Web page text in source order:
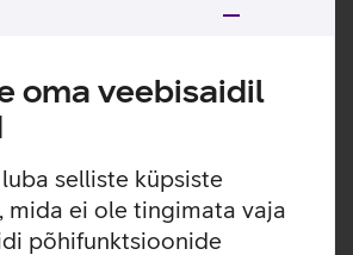
oma veebisaidil
selliste küpsiste
mida ei ole tingimata vaja
põhifunktsioonide